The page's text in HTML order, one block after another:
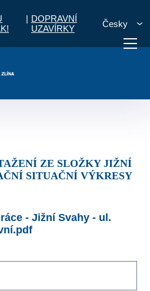
| DOPRAVNÍ
UZAVÍRKY
Česky
SITUAČNÍ VÝKRESY
- Jižní Svahy - ul.